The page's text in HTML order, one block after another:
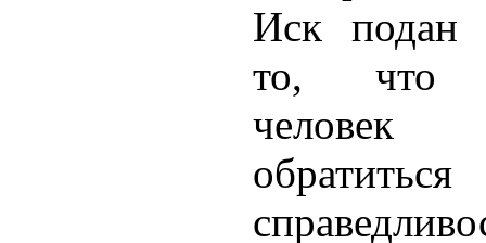
Иск подан
то, что
человек